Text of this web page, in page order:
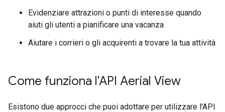
Evidenziare attrazioni o punti di interesse quando
aiuti gli utenti a pianificare una vacanza
Aiutare i corrieri o gli acquirenti a trovare la tua attività
Come funziona l'API Aerial View
Esistono due approcci che puoi adottare per utilizzare l'API